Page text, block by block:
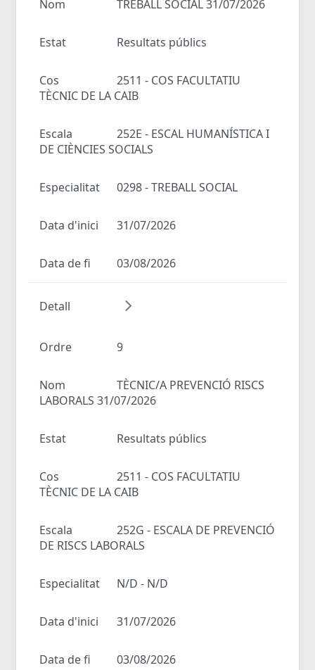
Nom TREBALL SOCIAL 31/07/2026
Estat Resultats públics
Cos
2511 - COS FACULTATIU
TÈCNIC DE LA CAIB
Escala
252E - ESCAL HUMANÍSTICA I
DE CIÈNCIES SOCIALS
Especialitat 0298 - TREBALL SOCIAL
Data d'inici 31/07/2026
Data de fi 03/08/2026
Detall
Ordre 9
Nom
TÈCNIC/A PREVENCIÓ RISCS
LABORALS 31/07/2026
Estat Resultats públics
Cos
2511 - COS FACULTATIU
TÈCNIC DE LA CAIB
Escala
252G - ESCALA DE PREVENCIÓ
DE RISCS LABORALS
Especialitat N/D - N/D
Data d'inici 31/07/2026
Data de fi 03/08/2026